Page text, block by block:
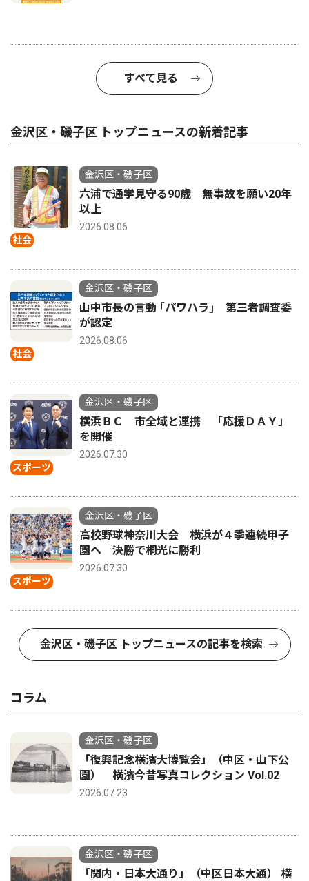
すべて見る
金沢区・磯子区 トップニュースの新着記事
社会
金沢区・磯子区
六浦で通学見守る90歳 無事故を願い20年
以上
2026.08.06
社会
金沢区・磯子区
山中市長の言動 ｢パワハラ｣ 第三者調査委
が認定
2026.08.06
スポーツ
金沢区・磯子区
横浜ＢＣ 市全域と連携 「応援ＤＡＹ」
を開催
2026.07.30
スポーツ
金沢区・磯子区
高校野球神奈川大会 横浜が４季連続甲子
園へ 決勝で桐光に勝利
2026.07.30
金沢区・磯子区 トップニュースの記事を検索
コラム
金沢区・磯子区
「復興記念横濱大博覧会」（中区・山下公
園） 横濱今昔写真コレクション Vol.02
2026.07.23
金沢区・磯子区
「関内・日本大通り」（中区日本大通） 横